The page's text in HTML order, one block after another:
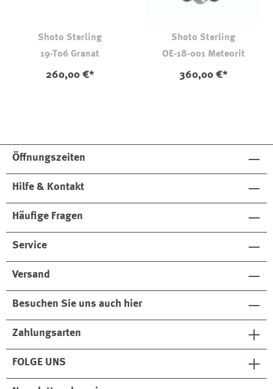
Shoto Sterling
19-T06 Granat
260,00 €*
Shoto Sterling
OE-18-001 Meteorit
360,00 €*
Öffnungszeiten
Hilfe & Kontakt
Häufige Fragen
Service
Versand
Besuchen Sie uns auch hier
Zahlungsarten
FOLGE UNS